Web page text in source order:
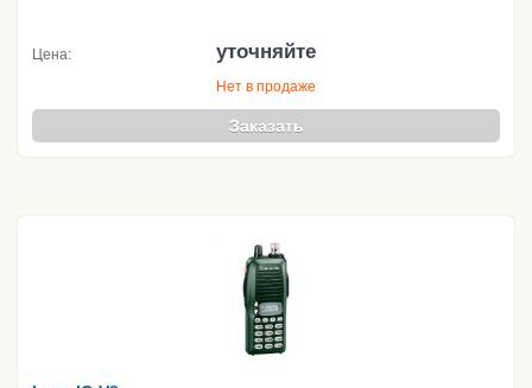
Цена: уточняйте
Нет в продаже
Заказать